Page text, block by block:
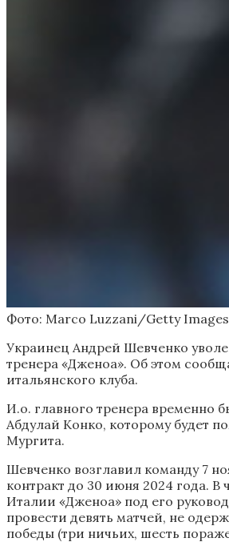
Фото: Marco Luzzani/Getty Images
Украинец Андрей Шевченко
тренера «Дженоа». Об этом
итальянского клуба.
И.о. главного тренера временно
Абдулай Конко, которому будет
Мургита.
Шевченко возглавил команду 7
контракт до 30 июня 2024 года. В
Италии «Дженоа» под его
провести девять матчей, не
победы (три ничьих, шесть